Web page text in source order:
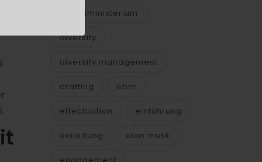
digitalministerium
diversity
diversity management
drafting ebm
effectuation einführung
einladung elon musk